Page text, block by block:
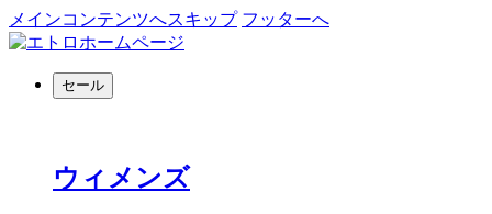
メインコンテンツへスキップ フッターへ
セール
ウィメンズ